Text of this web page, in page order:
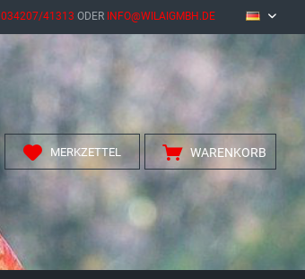
034207/41313 ODER INFO@WILAIGMBH.DE DE
WARENKORB
MERKZETTEL